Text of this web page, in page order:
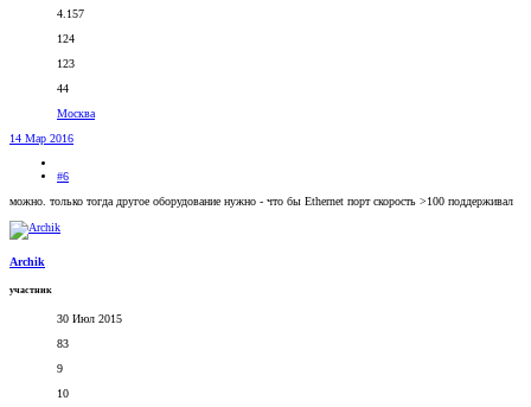
4.157
124
123
44
Москва
14 Мар 2016
#6
можно. только тогда другое оборудование нужно - что бы Ethernet порт скорость >100 поддерживал
Archik
участник
30 Июл 2015
83
9
10